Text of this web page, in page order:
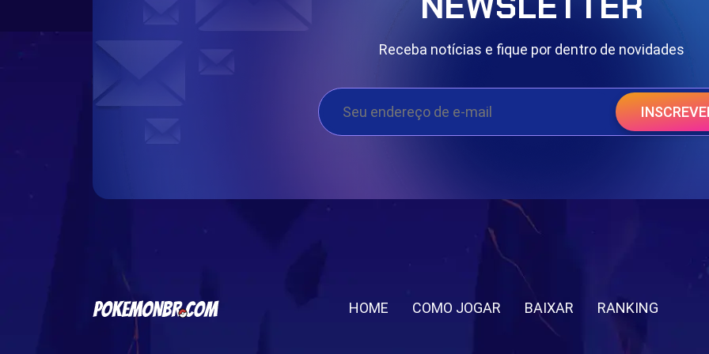
Receba notícias e fique por dentro de novidades
HOME COMO JOGAR BAIXAR RANKING